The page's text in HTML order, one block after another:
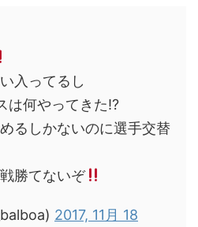
入ってるし
は何やってきた⁉︎
るしかないのに選手交替
勝てないぞ
2017, 11月 18